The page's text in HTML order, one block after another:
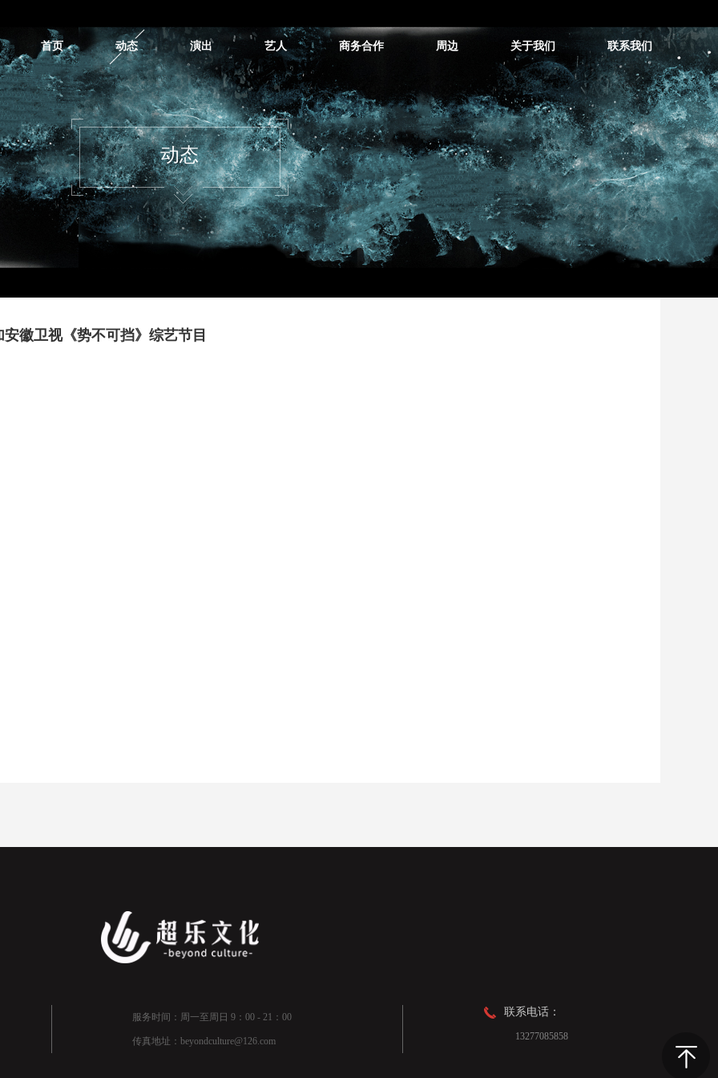
首页 动态 演出 艺人 商务合作 周边 关于我们 联系我们
动态
安徽卫视《势不可挡》综艺节目
服务时间：周一至周日 9：00 - 21：00
传真地址：beyondculture@126.com
联系电话：
13277085858